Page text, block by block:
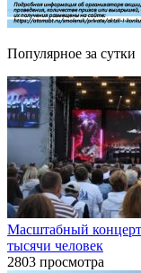
Популярное за сутки
Масштабный концерт
тысячи человек
2803 просмотра